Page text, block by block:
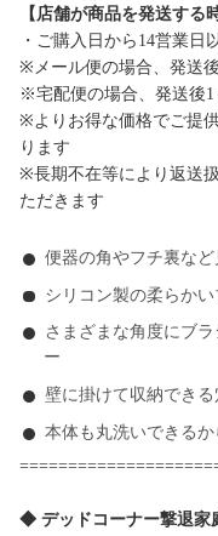
【店舗が商品を発送する
・ご購入日から14営業日
※メール便の場合、発送
※宅配便の場合、発送後1
※よりお得な価格でご提
ります
※長期不在等により返送
ただきます
便器の角やフチ裏な
シリコン製の柔らか
さまざまな角度にブ
ー
壁に掛けて収納でき
本体も丸洗いできる
◆ デッドコーナー撃退家